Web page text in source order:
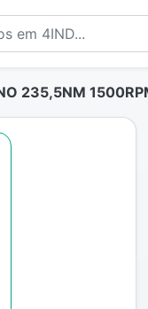
235,5NM